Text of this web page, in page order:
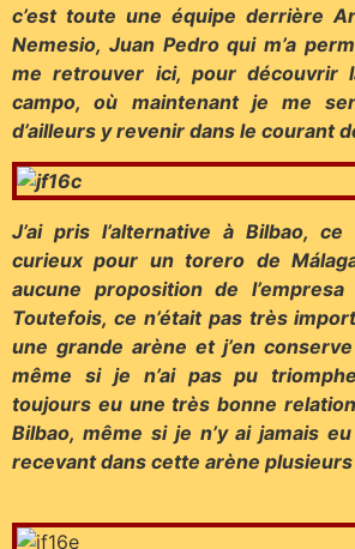
c’est toute une équipe derrière
Nemesio, Juan Pedro qui m’a
me retrouver ici, pour découvrir
campo, où maintenant je me
d’ailleurs y revenir dans le courant
J’ai pris l’alternative à Bilbao,
curieux pour un torero de
aucune proposition de
Toutefois, ce n’était pas très
une grande arène et j’en
même si je n’ai pas pu
toujours eu une très bonne
Bilbao, même si je n’y ai jamais
recevant dans cette arène